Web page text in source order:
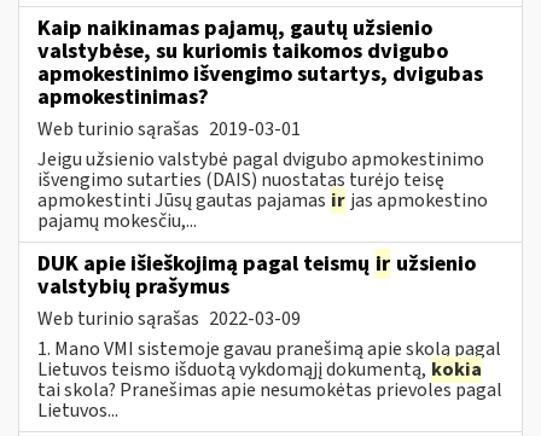
Kaip naikinamas pajamų, gautų užsienio
valstybėse, su kuriomis taikomos dvigubo
apmokestinimo išvengimo sutartys, dvigubas
apmokestinimas?
Web turinio sąrašas 2019-03-01
Jeigu užsienio valstybė pagal dvigubo apmokestinimo
išvengimo sutarties (DAIS) nuostatas turėjo teisę
apmokestinti Jūsų gautas pajamas ir jas apmokestino
pajamų mokesčiu,...
DUK apie išieškojimą pagal teismų ir užsienio
valstybių prašymus
Web turinio sąrašas 2022-03-09
1. Mano VMI sistemoje gavau pranešimą apie skolą pagal
Lietuvos teismo išduotą vykdomąjį dokumentą, kokia
tai skola? Pranešimas apie nesumokėtas prievoles pagal
Lietuvos...